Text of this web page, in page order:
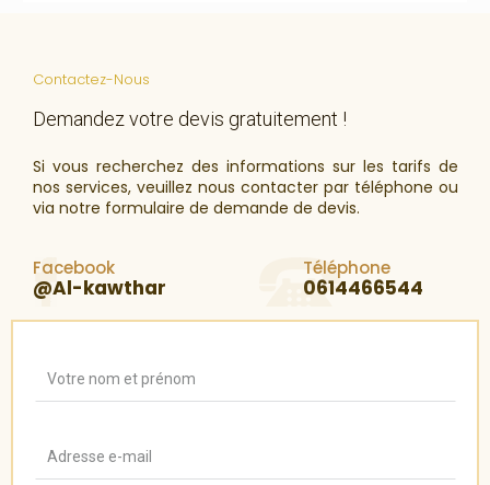
Contactez-Nous
Demandez votre devis gratuitement !
Si vous recherchez des informations sur les tarifs de
nos services, veuillez nous contacter par téléphone ou
via notre formulaire de demande de devis.
Facebook
@Al-kawthar
Téléphone
0614466544